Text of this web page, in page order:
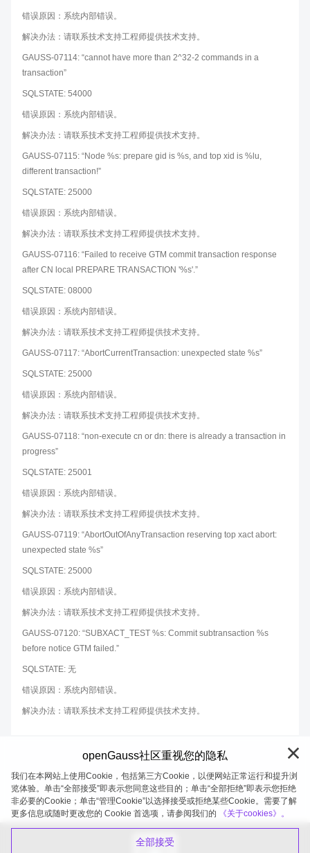
错误原因：系统内部错误。
解决办法：请联系技术支持工程师提供技术支持。
GAUSS-07114: “cannot have more than 2^32-2 commands in a
transaction”
SQLSTATE: 54000
错误原因：系统内部错误。
解决办法：请联系技术支持工程师提供技术支持。
GAUSS-07115: “Node %s: prepare gid is %s, and top xid is %lu,
different transaction!”
SQLSTATE: 25000
错误原因：系统内部错误。
解决办法：请联系技术支持工程师提供技术支持。
GAUSS-07116: “Failed to receive GTM commit transaction response
after CN local PREPARE TRANSACTION '%s'.”
SQLSTATE: 08000
错误原因：系统内部错误。
解决办法：请联系技术支持工程师提供技术支持。
GAUSS-07117: “AbortCurrentTransaction: unexpected state %s”
SQLSTATE: 25000
错误原因：系统内部错误。
解决办法：请联系技术支持工程师提供技术支持。
GAUSS-07118: “non-execute cn or dn: there is already a transaction in
progress”
SQLSTATE: 25001
错误原因：系统内部错误。
解决办法：请联系技术支持工程师提供技术支持。
GAUSS-07119: “AbortOutOfAnyTransaction reserving top xact abort:
unexpected state %s”
SQLSTATE: 25000
错误原因：系统内部错误。
解决办法：请联系技术支持工程师提供技术支持。
GAUSS-07120: “SUBXACT_TEST %s: Commit subtransaction %s
before notice GTM failed.”
SQLSTATE: 无
错误原因：系统内部错误。
解决办法：请联系技术支持工程师提供技术支持。
openGauss 2026-08-05 20:05:21
openGauss社区重视您的隐私
我们在本网站上使用Cookie，包括第三方Cookie，以便网站正常运行和提升浏
览体验。单击“全部接受”即表示您同意这些目的；单击“全部拒绝”即表示您拒绝
非必要的Cookie；单击“管理Cookie”以选择接受或拒绝某些Cookie。需要了解
更多信息或随时更改您的 Cookie 首选项，请参阅我们的
《关于cookies》。
全部接受